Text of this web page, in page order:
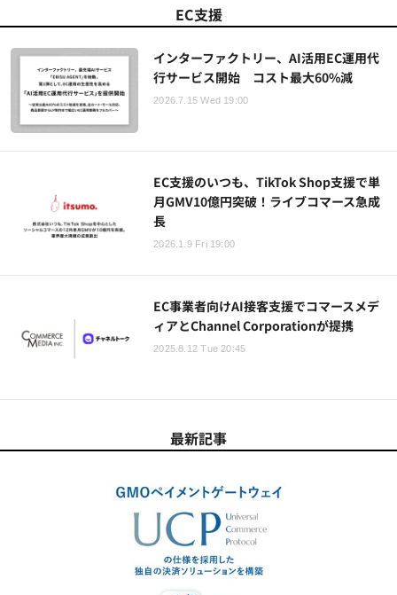
EC支援
インターファクトリー、AI活用EC運用代
行サービス開始 コスト最大60%減
2026.7.15 Wed 19:00
EC支援のいつも、TikTok Shop支援で単
月GMV10億円突破！ライブコマース急成
長
2026.1.9 Fri 19:00
EC事業者向けAI接客支援でコマースメデ
ィアとChannel Corporationが提携
2025.8.12 Tue 20:45
最新記事